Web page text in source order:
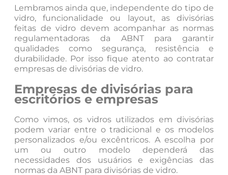
Lembramos ainda que, independente do tipo de
vidro, funcionalidade ou layout, as divisórias
feitas de vidro devem acompanhar as normas
regulamentadoras da ABNT para garantir
qualidades como segurança, resistência e
durabilidade. Por isso fique atento ao contratar
empresas de divisórias de vidro.
Empresas de divisórias para
escritórios e empresas
Como vimos, os vidros utilizados em divisórias
podem variar entre o tradicional e os modelos
personalizados e/ou excêntricos. A escolha por
um ou outro modelo dependerá das
necessidades dos usuários e exigências das
normas da ABNT para divisórias de vidro.